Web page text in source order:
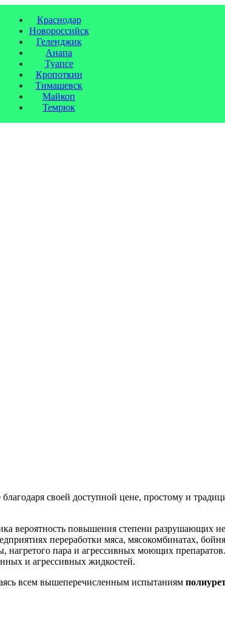
Краснодар
Новороссийск
Геленджик
Анапа
Туапсе
Кропоткин
Тимашевск
Майкоп
Темрюк
своей доступной цене, простому и
вероятность повышения степени разрушающих
переработки мяса, мясокомбинатах,
нагретого пара и агрессивных моющих
и агрессивных жидкостей.
всем вышеперечисленным испытаниям